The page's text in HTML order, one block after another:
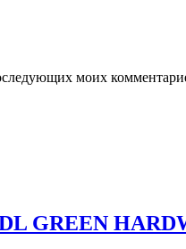
моих
GREEN